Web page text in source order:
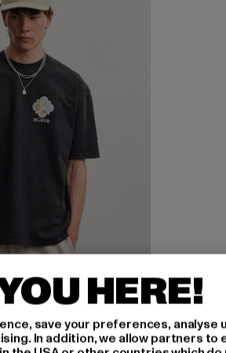
HERE!
save your preferences, analyse
In addition, we allow partners to